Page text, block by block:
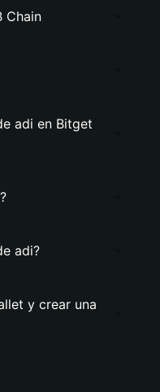
Chain
adi en Bitget
adi?
y crear una